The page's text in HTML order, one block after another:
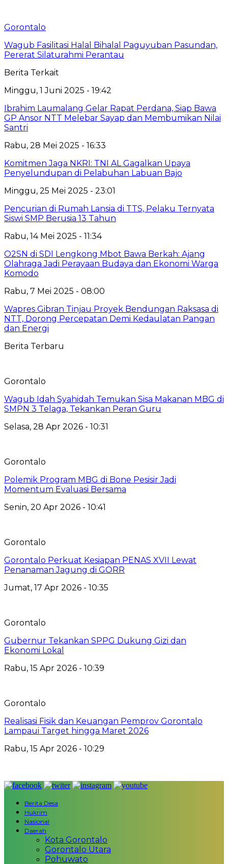
Gorontalo
Wagub Fasilitasi Halal Bihalal Paguyuban Pasundan,
Pererat Silaturahmi Perantau
Berita Terkait
Minggu, 1 Juni 2025 - 19:42
Ibrahim Laumalang Gelar Rapat Perdana, Siap Bawa
GP Ansor NTT Melebar Sayap dan Membumikan Nilai
Santri
Rabu, 28 Mei 2025 - 16:33
Komitmen Jaga NKRI: TNI AL Gagalkan Upaya
Penyelundupan di Pelabuhan Labuan Bajo
Minggu, 25 Mei 2025 - 23:01
Pencurian di Rumah Lansia di TTS, Pelaku Ternyata
Siswi SMP Berusia 13 Tahun
Rabu, 14 Mei 2025 - 11:34
O2SN di SDI Lengkong Mbot Bawa Berkah: Ajang
Olahraga Jadi Perayaan Budaya dan Ekonomi Warga
Komodo
Rabu, 7 Mei 2025 - 08:00
Wapres Gibran Tinjau Proyek Bendungan Raksasa di
NTT, Dorong Percepatan Demi Kedaulatan Pangan
dan Energi
Berita Terbaru
Gorontalo
Wagub Idah Syahidah Temukan Sisa Makanan MBG di
SMPN 3 Telaga, Tekankan Peran Guru
Selasa, 28 Apr 2026 - 10:31
Gorontalo
Polemik Program MBG di Bone Pesisir Jadi
Momentum Evaluasi Bersama
Senin, 20 Apr 2026 - 10:41
Gorontalo
Gorontalo Perkuat Kesiapan PENAS XVII Lewat
Penanaman Jagung di GORR
Jumat, 17 Apr 2026 - 10:35
Gorontalo
Gubernur Tekankan SPPG Dukung Gizi dan
Ekonomi Lokal
Rabu, 15 Apr 2026 - 10:39
Gorontalo
Realisasi Fisik dan Keuangan Pemprov Gorontalo
Lampaui Target hingga Maret 2026
Rabu, 15 Apr 2026 - 10:29
Berita Desa
Hukrim
Nasional
Daerah
Kota Gorontalo
Gorontalo Utara
Pohuwato